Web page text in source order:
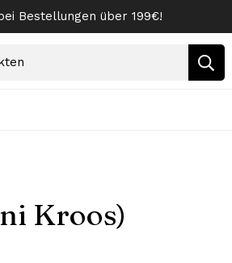
Bestellungen über 199€!
Kroos)